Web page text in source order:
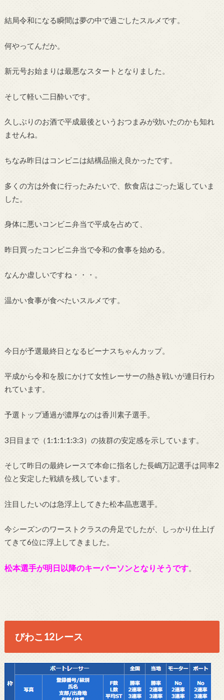
結局令和になる瞬間は夢の中で過ごしたスルメです。
何やってんだか。
新元号お始まりは最悪なスタートとなりました。
そして軽い二日酔いです。
久しぶりのお酒で平成最後というおつまみが効いたのかも知れ
ませんね。
ちなみ昨日はコンビニは結構品揃え良かったです。
多くの方は外食に行ったみたいで、飲食店はごった返していま
した。
身体に悪いコンビニ弁当で平成を占めて、
昨日買ったコンビニ弁当で令和の食事を始める。
なんか虚しいですね・・・。
温かい食事が食べたいスルメです。
今日が予選最終日となるビーナスちゃんカップ。
平成から令和を股にかけて女性レーサーの熱き戦いが連日行わ
れています。
予選トップ通過が濃厚なのは香川素子選手。
3日目まで（1:1:1:1:3:3）の抜群の安定感を示しています。
そして昨日の最終レースで本命に指名した長嶋万記選手は同率2
位と安定した戦績を残しています。
注目したいのは急浮上してきた松本晶恵選手。
今シーズンのワーストクラスの舟足でしたが、しっかり仕上げ
てきて6位に浮上してきました。
松本選手が明日以降のキーパーソンとなりそうです。
びわこ12レース